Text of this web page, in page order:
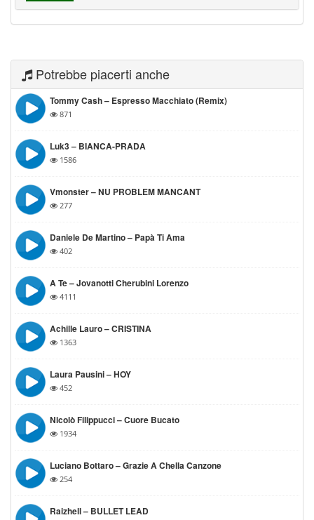
Potrebbe piacerti anche
Tommy Cash – Espresso Macchiato (Remix)
871
Luk3 – BIANCA-PRADA
1586
Vmonster – NU PROBLEM MANCANT
277
Daniele De Martino – Papà Ti Ama
402
A Te – Jovanotti Cherubini Lorenzo
4111
Achille Lauro – CRISTINA
1363
Laura Pausini – HOY
452
Nicolò Filippucci – Cuore Bucato
1934
Luciano Bottaro – Grazie A Chella Canzone
254
Raizhell – BULLET LEAD